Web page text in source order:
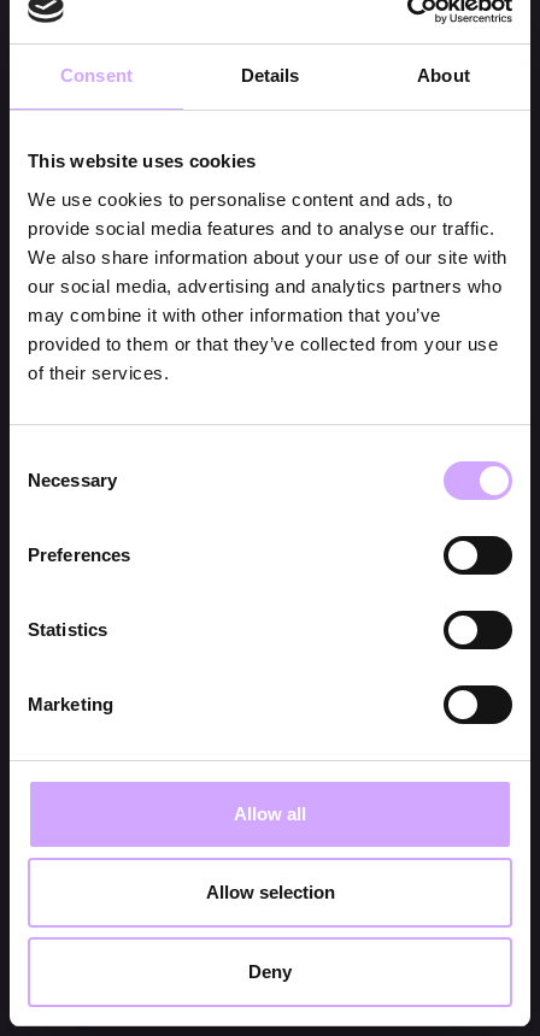
Consent Details About
This website uses cookies
We use cookies to personalise content and ads, to
provide social media features and to analyse our traffic.
We also share information about your use of our site with
our social media, advertising and analytics partners who
may combine it with other information that you’ve
provided to them or that they’ve collected from your use
of their services.
Selection
Necessary
Preferences
Statistics
Marketing
Allow all
Allow selection
Deny